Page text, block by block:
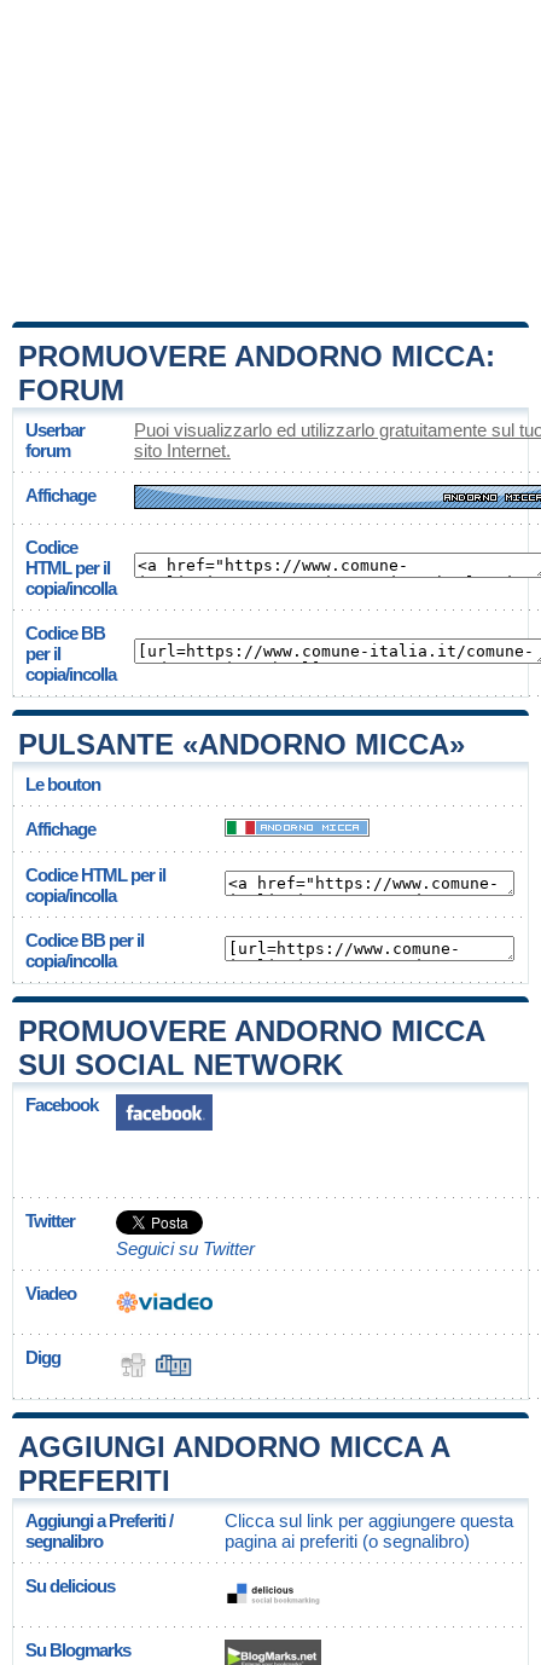
PROMUOVERE ANDORNO MICCA:
FORUM
Userbar
forum
Puoi visualizzarlo ed utilizzarlo gratuitamente sul
sito Internet.
Affichage
Codice
HTML per il
copia/incolla
Codice BB
per il
copia/incolla
PULSANTE «ANDORNO MICCA»
Le bouton
Affichage
Codice HTML per il
copia/incolla
Codice BB per il
copia/incolla
PROMUOVERE ANDORNO MICCA
SUI SOCIAL NETWORK
Facebook
Twitter
Seguici su Twitter
Viadeo
Digg
AGGIUNGI ANDORNO MICCA A
PREFERITI
Aggiungi a Preferiti /
segnalibro
Clicca sul link per aggiungere questa
pagina ai preferiti (o segnalibro)
Su delicious
Su Blogmarks